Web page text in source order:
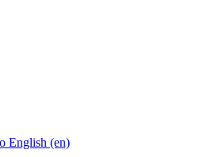
English (en)